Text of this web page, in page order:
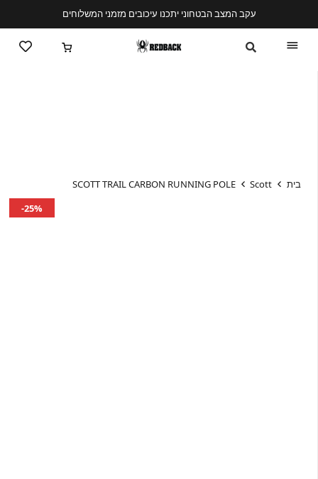
עקב המצב הבטחוני יתכנו עיכובים מזמני המשלוחים
בית Scott
SCOTT TRAIL CARBON RUNNING POLE
25%-